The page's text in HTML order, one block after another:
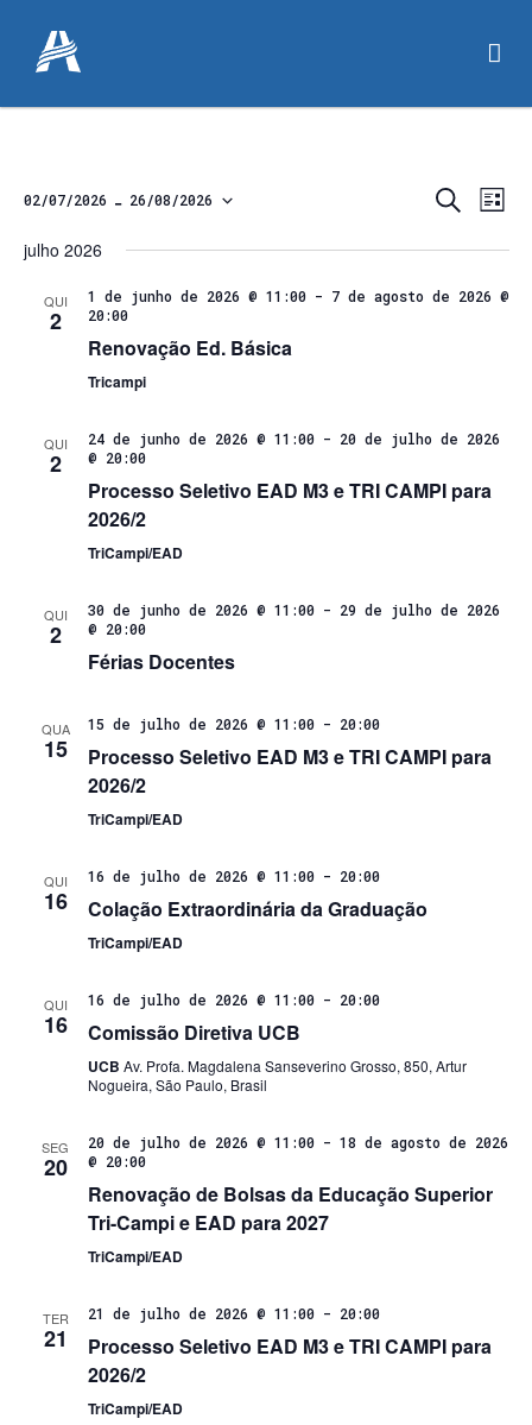
e
de
Procurar
eventos
Lista
02/07/2026 - 26/08/2026
a
julho 2026
QUI
2
1 de junho de 2026 @ 11:00- 7 de agosto de 2026 @
20:00
Renovação Ed. Básica
Tricampi
QUI
2
24 de junho de 2026 @ 11:00- 20 de julho de 2026
@ 20:00
Processo Seletivo EAD M3 e TRI CAMPI para
2026/2
TriCampi/EAD
QUI
2
30 de junho de 2026 @ 11:00- 29 de julho de 2026
@ 20:00
Férias Docentes
QUA
15
15 de julho de 2026 @ 11:00- 20:00
Processo Seletivo EAD M3 e TRI CAMPI para
2026/2
TriCampi/EAD
QUI
16
16 de julho de 2026 @ 11:00- 20:00
Colação Extraordinária da Graduação
TriCampi/EAD
QUI
16
16 de julho de 2026 @ 11:00- 20:00
Comissão Diretiva UCB
UCB Av. Profa. Magdalena Sanseverino Grosso, 850, Artur
Nogueira, São Paulo, Brasil
SEG
20
20 de julho de 2026 @ 11:00- 18 de agosto de 2026
@ 20:00
Renovação de Bolsas da Educação Superior
Tri-Campi e EAD para 2027
TriCampi/EAD
TER
21
21 de julho de 2026 @ 11:00- 20:00
Processo Seletivo EAD M3 e TRI CAMPI para
2026/2
TriCampi/EAD